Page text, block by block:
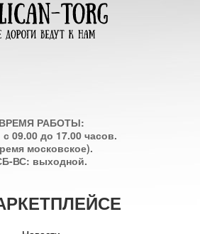
ВРЕМЯ РАБОТЫ:
09.00 до 17.00 часов.
московское).
ВС: выходной.